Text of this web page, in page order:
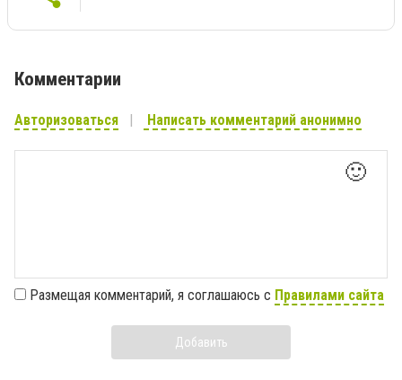
Комментарии
Авторизоваться Написать комментарий анонимно
🙂
Размещая комментарий, я соглашаюсь с Правилами сайта
Добавить